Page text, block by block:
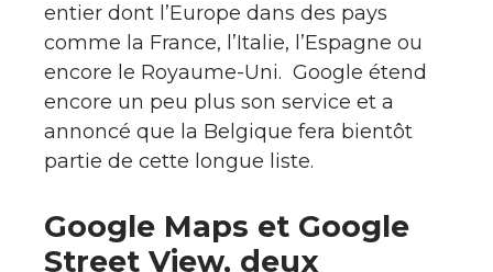
entier dont l’Europe dans des pays
comme la France, l’Italie, l’Espagne ou
encore le Royaume-Uni. Google étend
encore un peu plus son service et a
annoncé que la Belgique fera bientôt
partie de cette longue liste.
Google Maps et Google
Street View, deux